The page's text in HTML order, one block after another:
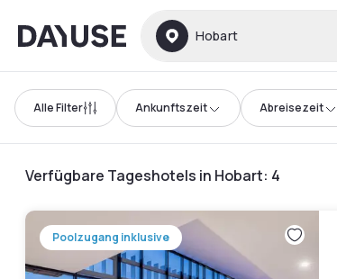
Dayuse Hobart
Alle Filter Ankunftszeit Abreisezeit
Verfügbare Tageshotels in Hobart: 4
Poolzugang inklusive